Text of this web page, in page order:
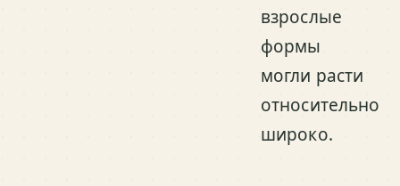
взрослые
формы
могли расти
относительно
широко.